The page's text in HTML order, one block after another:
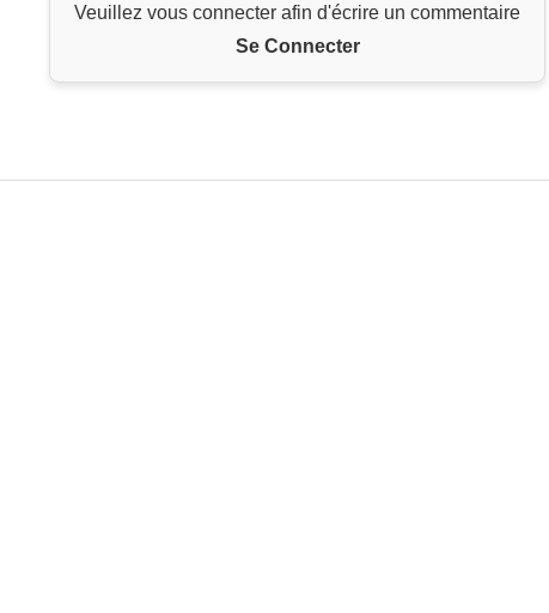
Veuillez vous connecter afin d'écrire un commentaire
Se Connecter